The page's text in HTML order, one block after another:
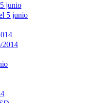
junio
5 junio
2014